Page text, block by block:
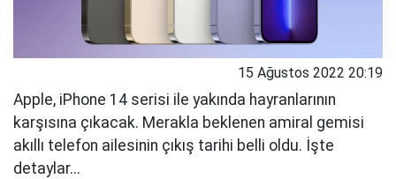
15 Ağustos 2022 20:19
Apple, iPhone 14 serisi ile yakında hayranlarının
karşısına çıkacak. Merakla beklenen amiral gemisi
akıllı telefon ailesinin çıkış tarihi belli oldu. İşte
detaylar...